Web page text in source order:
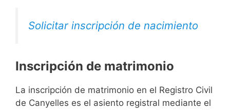
Solicitar inscripción de nacimiento
Inscripción de matrimonio
La inscripción de matrimonio en el Registro Civil
de Canyelles es el asiento registral mediante el